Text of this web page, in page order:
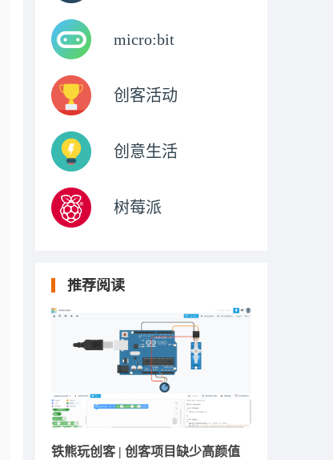
micro:bit
创客活动
创意生活
树莓派
推荐阅读
铁熊玩创客 | 创客项目缺少高颜值